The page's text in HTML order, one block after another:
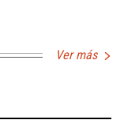
Ver más